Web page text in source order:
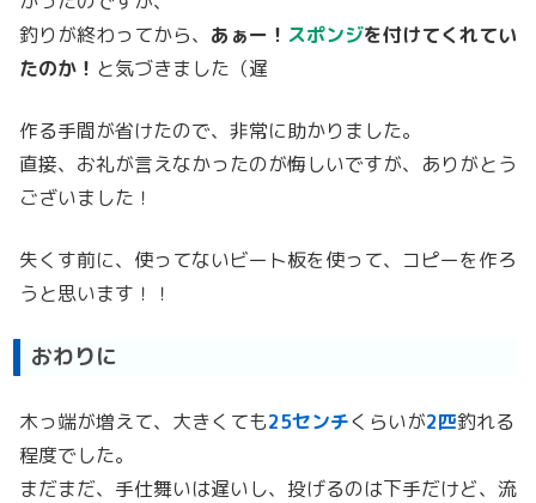
釣りが終わってから、 あぁー！ スポンジを付けてくれてい
たのか！ と気づきました（遅
作る手間が省けたので、非常に助かりました。
直接、お礼が言えなかったのが悔しいですが、ありがとう
ございました！
失くす前に、使ってないビート板を使って、コピーを作ろ
うと思います！！
おわりに
木っ端が増えて、大きくても25センチくらいが2匹釣れる
程度でした。
まだまだ、手仕舞いは遅いし、投げるのは下手だけど、流